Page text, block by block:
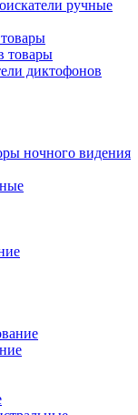
ручные
товары
диктофонов
ночного видения